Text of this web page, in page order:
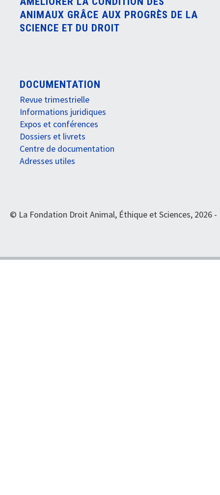
ANIMAUX GRÂCE AUX PROGRÈS DE LA
SCIENCE ET DU DROIT
DOCUMENTATION
Revue trimestrielle
Informations juridiques
Expos et conférences
Dossiers et livrets
Centre de documentation
Adresses utiles
© La Fondation Droit Animal, Éthique et Sciences, 2026 -